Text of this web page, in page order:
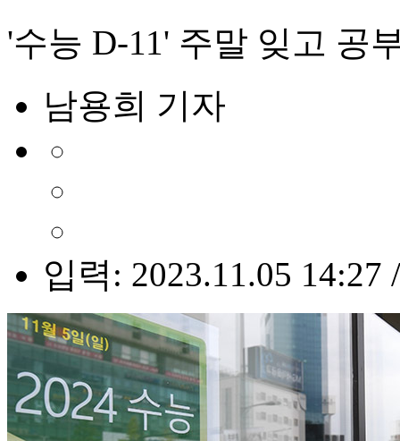
'수능 D-11' 주말 잊고 공
남용희 기자
입력: 2023.11.05 14:27